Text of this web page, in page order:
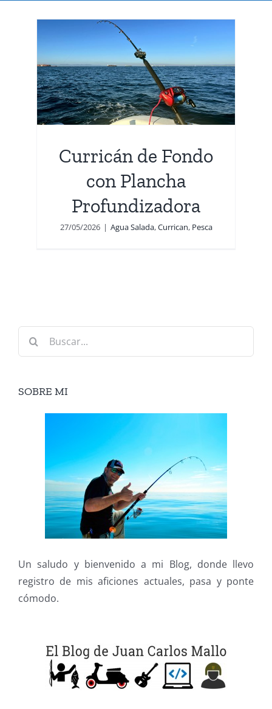
Curricán de Fondo
con Plancha
Profundizadora
27/05/2026 | Agua Salada,Currican, Pesca
Buscar:
SOBRE MI
Un saludo y bienvenido a mi Blog, donde llevo
registro de mis aficiones actuales, pasa y ponte
cómodo.